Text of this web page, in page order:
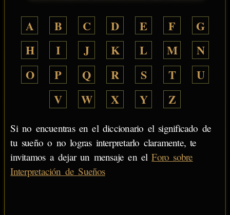
A B C D E F
G
H
I J K L M
N
O
P Q R S T
U
V
W X Y Z
Si no encuentras en el diccionario el significado de
tu sueño o no logras interpretarlo claramente, te
invitamos a dejar un mensaje en elForo sobre
Interpretación de Sueños